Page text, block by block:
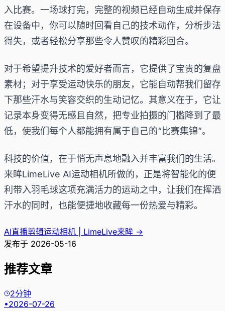
入比赛。一场球打完，完整的视频已经自动生成并保存
在设备中，你可以随时回看自己的技术动作，分析步法
得失，或者轻松分享那些令人赞叹的精彩回合。
对于希望提升技术的爱好者而言，它提供了宝贵的复盘
素材；对于享受运动快乐的朋友，它能自动帮我们留存
下那些汗水与笑容交织的生动记忆。其意义在于，它让
记录本身变得无感且自然，把专业拍摄的门槛降到了最
低，使我们每个人都能拥有属于自己的“比赛集锦”。
科技的价值，在于悄无声息地融入并丰富我们的生活。
来眸LimeLive AI运动相机所做的，正是将智能化的便
利带入羽毛球这项充满活力的运动之中，让我们在挥洒
汗水的同时，也能便捷地收藏每一份热爱与精彩。
AI直播剪辑运动相机 | LimeLive来眸 →
发布于 2026-05-16
推荐文章
2分钟
•2026-07-26